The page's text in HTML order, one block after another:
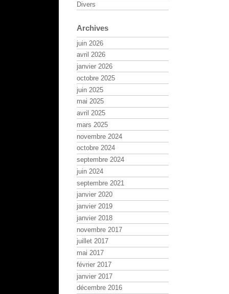
Divers
Archives
juin 2026
avril 2026
janvier 2026
octobre 2025
juin 2025
mai 2025
avril 2025
mars 2025
novembre 2024
octobre 2024
septembre 2024
juin 2024
septembre 2021
janvier 2020
janvier 2019
janvier 2018
novembre 2017
juillet 2017
mai 2017
février 2017
janvier 2017
décembre 2016